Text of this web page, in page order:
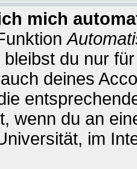
mich
du nur
deines
wenn du an
im